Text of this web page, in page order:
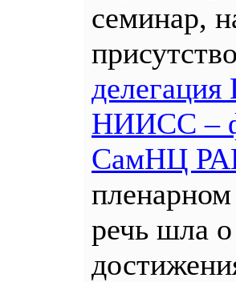
семинар,
НИИСС –
СамНЦ
пленарном
речь шла